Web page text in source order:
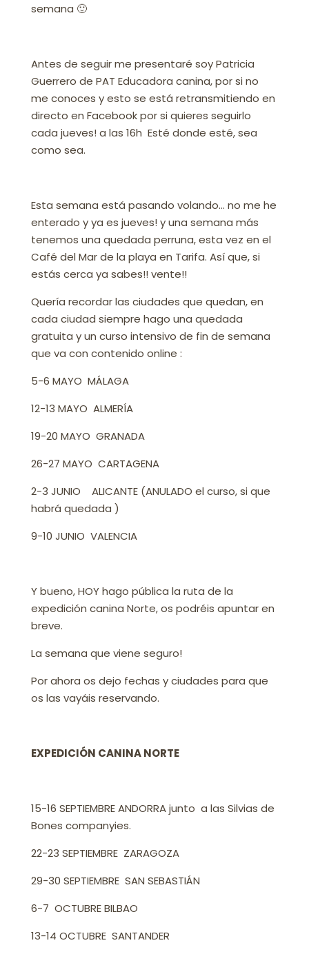
semana 🙂
Antes de seguir me presentaré soy Patricia
Guerrero de PAT Educadora canina, por si no
me conoces y esto se está retransmitiendo en
directo en Facebook por si quieres seguirlo
cada jueves! a las 16h Esté donde esté, sea
como sea.
Esta semana está pasando volando… no me he
enterado y ya es jueves! y una semana más
tenemos una quedada perruna, esta vez en el
Café del Mar de la playa en Tarifa. Así que, si
estás cerca ya sabes!! vente!!
Quería recordar las ciudades que quedan, en
cada ciudad siempre hago una quedada
gratuita y un curso intensivo de fin de semana
que va con contenido online :
5-6 MAYO MÁLAGA
12-13 MAYO ALMERÍA
19-20 MAYO GRANADA
26-27 MAYO CARTAGENA
2-3 JUNIO ALICANTE (ANULADO el curso, si que
habrá quedada )
9-10 JUNIO VALENCIA
Y bueno, HOY hago pública la ruta de la
expedición canina Norte, os podréis apuntar en
breve.
La semana que viene seguro!
Por ahora os dejo fechas y ciudades para que
os las vayáis reservando.
EXPEDICIÓN CANINA NORTE
15-16 SEPTIEMBRE ANDORRA junto a las Silvias de
Bones companyies.
22-23 SEPTIEMBRE ZARAGOZA
29-30 SEPTIEMBRE SAN SEBASTIÁN
6-7 OCTUBRE BILBAO
13-14 OCTUBRE SANTANDER